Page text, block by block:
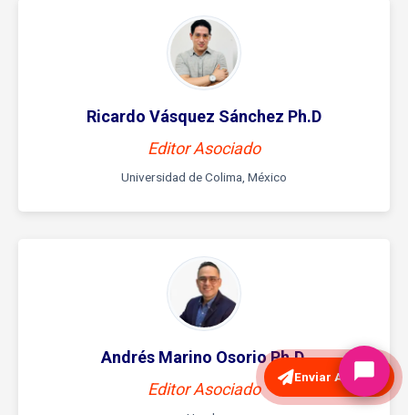
Ricardo Vásquez Sánchez Ph.D
Editor Asociado
Universidad de Colima, México
Andrés Marino Osorio Ph.D.
Editor Asociado
Enviar Artículo